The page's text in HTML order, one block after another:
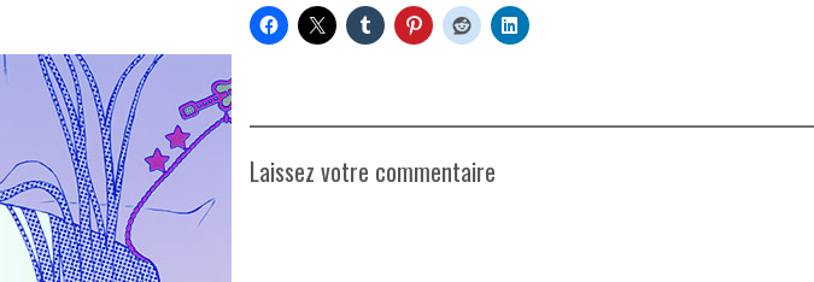
Laissez votre commentaire